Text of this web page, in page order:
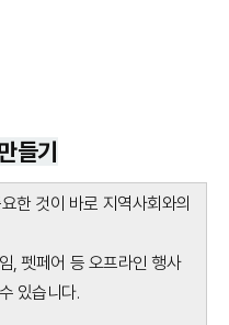
들기
한 것이 바로 지역사회와의
, 펫페어 등 오프라인 행사
있습니다.